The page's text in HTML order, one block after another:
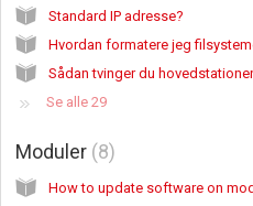
Standard IP adresse?
Hvordan formatere jeg
Sådan tvinger du
Se alle 29
Moduler 8
How to update software on